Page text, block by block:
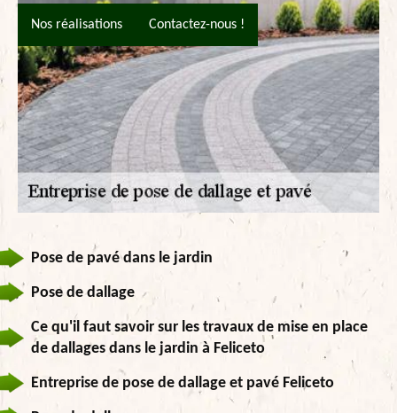
Nos réalisations Contactez-nous !
Pose de pavé dans le jardin
Pose de dallage
Ce qu'il faut savoir sur les travaux de mise en place
de dallages dans le jardin à Feliceto
Entreprise de pose de dallage et pavé Feliceto